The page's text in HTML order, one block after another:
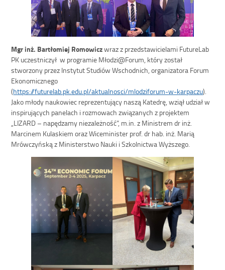
Mgr inż. Bartłomiej Romowiczwraz z przedstawicielami FutureLab
PK uczestniczył w programie Młodzi@Forum, który został
stworzony przez Instytut Studiów Wschodnich, organizatora Forum
Ekonomicznego
(https://futurelab.pk.edu.pl/aktualnosci/mlodziforum-w-karpaczu).
Jako młody naukowiec reprezentujący naszą Katedrę, wziął udział w
inspirujących panelach i rozmowach związanych z projektem
„LIZARD – napędzamy niezależność”, m.in. z Ministrem dr inż.
Marcinem Kulaskiem oraz Wiceminister prof. dr hab. inż. Marią
Mrówczyńską z Ministerstwo Nauki i Szkolnictwa Wyższego.